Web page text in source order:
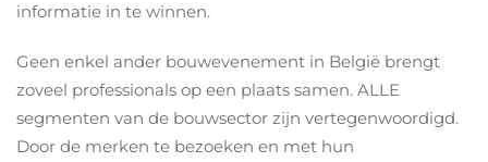
informatie in te winnen.
Geen enkel ander bouwevenement in België brengt
zoveel professionals op een plaats samen. ALLE
segmenten van de bouwsector zijn vertegenwoordigd.
Door de merken te bezoeken en met hun